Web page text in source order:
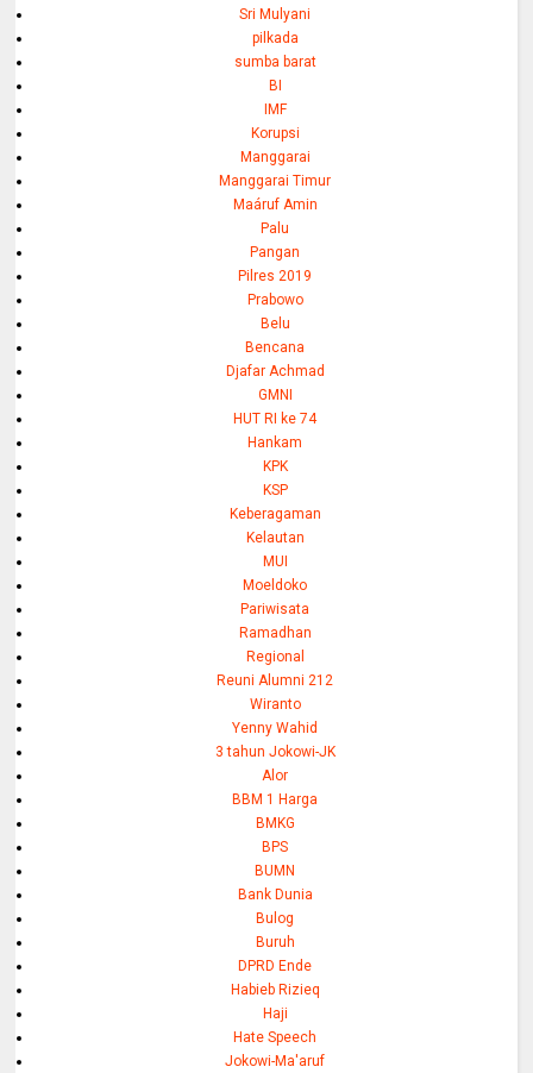
Sri Mulyani
pilkada
sumba barat
BI
IMF
Korupsi
Manggarai
Manggarai Timur
Maáruf Amin
Palu
Pangan
Pilres 2019
Prabowo
Belu
Bencana
Djafar Achmad
GMNI
HUT RI ke 74
Hankam
KPK
KSP
Keberagaman
Kelautan
MUI
Moeldoko
Pariwisata
Ramadhan
Regional
Reuni Alumni 212
Wiranto
Yenny Wahid
3 tahun Jokowi-JK
Alor
BBM 1 Harga
BMKG
BPS
BUMN
Bank Dunia
Bulog
Buruh
DPRD Ende
Habieb Rizieq
Haji
Hate Speech
Jokowi-Ma'aruf